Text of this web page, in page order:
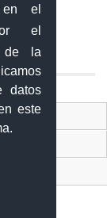
en el
el
de la
datos
este